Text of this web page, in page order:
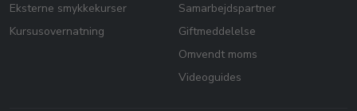
Eksterne smykkekurser
Kursusovernatning
Samarbejdspartner
Giftmeddelelse
Omvendt moms
Videoguides